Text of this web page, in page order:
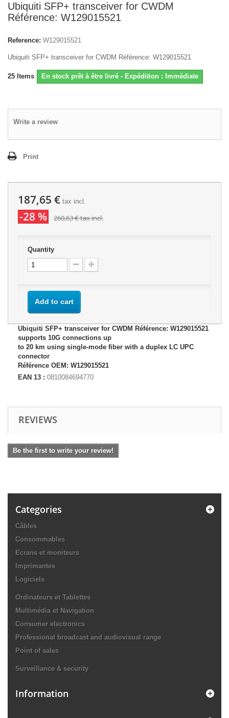
Ubiquiti SFP+ transceiver for CWDM
Référence: W129015521
Reference: W129015521
Ubiquiti SFP+ transceiver for CWDM Référence: W129015521
25 Items En stock prêt à être livré - Expédition : Immédiate
Write a review
Print
187,65 € tax incl.
-28 % 260,63 €tax incl.
Quantity
Add to cart
Ubiquiti SFP+ transceiver for CWDM Référence: W129015521
supports 10G connections up
to 20 km using single-mode fiber with a duplex LC UPC
connector
Référence OEM: W129015521
EAN 13 : 0810084694770
REVIEWS
Be the first to write your review!
Categories
Câbles
Consommables
Ecrans et moniteurs
Imprimantes
Logiciels
Ordinateurs et Tablettes
Multimédia et Navigation
Consumer electronics
Professional broadcast and audiovisual range
Point of sales
Surveillance & security
Information